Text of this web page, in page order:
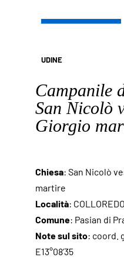
UDINE
Campanile
San Nicolò
Giorgio
Chiesa: San Nicolò
martire
Località:
Comune: Pasian di
Note sul sito: coord.
E13°08’35